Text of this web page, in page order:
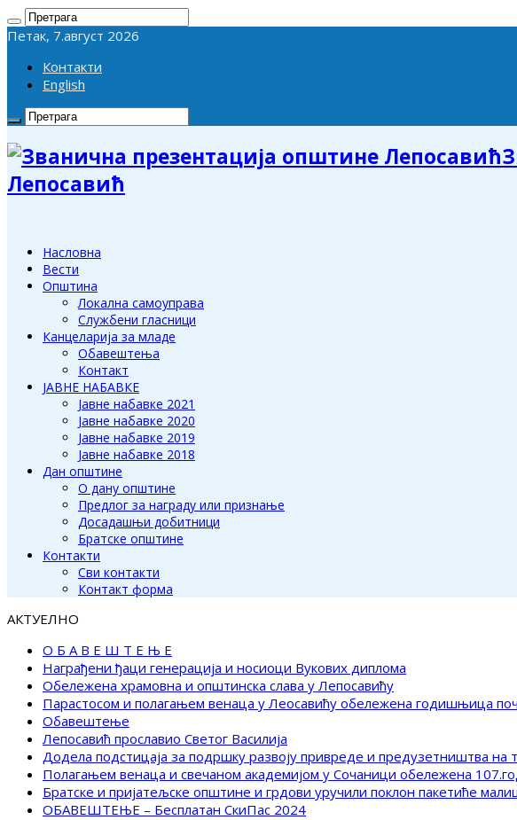
Петак, 7.август 2026
Контакти
English
Лепосавић
Насловна
Вести
Општина
Локална самоуправа
Службени гласници
Канцеларија за младе
Обавештења
Контакт
ЈАВНЕ НАБАВКЕ
Јавне набавке 2021
Јавне набавке 2020
Јавне набавке 2019
Јавне набавке 2018
Дан општине
О дану општине
Предлог за награду или признање
Досадашњи добитници
Братске општине
Контакти
Сви контакти
Контакт форма
АКТУЕЛНО
О Б А В Е Ш Т Е Њ Е
Награђени ђаци генерација и носиоци Вукових диплома
Обележена храмовна и општинска слава у Лепосавићу
Парастосом и полагањем венаца у Леосавићу обележена годишњица
Обавештење
Лепосавић прославио Светог Василија
Додела подстицаја за подршку развоју привреде и предузетништва на
Полагањем венаца и свечаном академијом у Сочаници обележена
Братске и пријатељске општине и грдови уручили поклон пакетиће
ОБАВЕШТЕЊЕ – Бесплатан СкиПас 2024